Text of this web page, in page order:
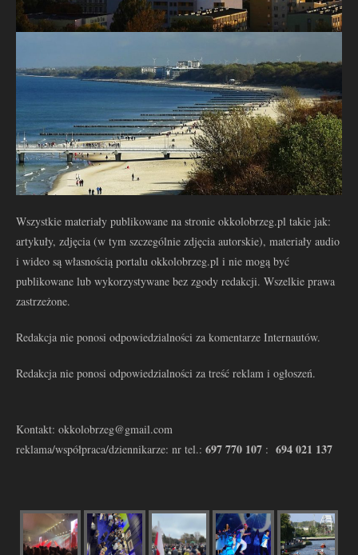
Wszystkie materiały publikowane na stronie okkolobrzeg.pl takie jak:
artykuły, zdjęcia (w tym szczególnie zdjęcia autorskie), materiały audio
i wideo są własnością portalu okkolobrzeg.pl i nie mogą być
publikowane lub wykorzystywane bez zgody redakcji. Wszelkie prawa
zastrzeżone.
Redakcja nie ponosi odpowiedzialności za komentarze Internautów.
Redakcja nie ponosi odpowiedzialności za treść reklam i ogłoszeń.
Kontakt: okkolobrzeg@gmail.com
reklama/współpraca/dziennikarze: nr tel.: 697 770 107 : 694 021 137